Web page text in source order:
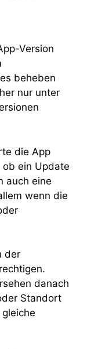
Version
beheben
nur unter
die App
ein Update
auch eine
wenn die
der
danach
Standort